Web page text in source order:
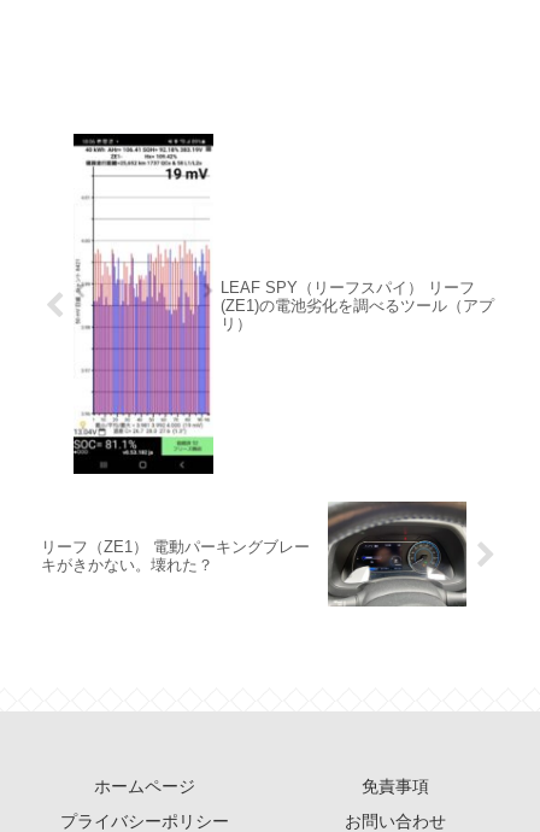
LEAF SPY（リーフスパイ） リーフ
(ZE1)の電池劣化を調べるツール（アプ
リ）
リーフ（ZE1） 電動パーキングブレー
キがきかない。壊れた？
ホームページ
免責事項
プライバシーポリシー
お問い合わせ